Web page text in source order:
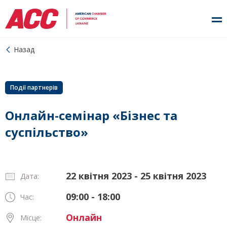
Назад
Події партнерів
Онлайн-семінар «Бізнес та
суспільство»
Дата: 22 квітня 2023 - 25 квітня 2023
Час: 09:00 - 18:00
Місце: Онлайн